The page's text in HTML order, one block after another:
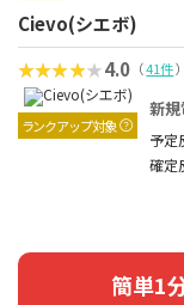
Cievo(シエボ)
4.0 （41件）
ランクアップ対象
新
予定
確定
簡単1